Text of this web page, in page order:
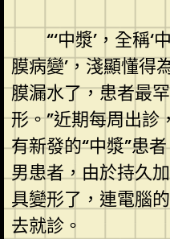
“‘中漿’，全稱
膜病變’，淺顯懂得
膜漏水了，患者最
形。”近期每周出診
有新發的“中漿”患
男患者，由於持久
具變形了，連電腦
去就診。